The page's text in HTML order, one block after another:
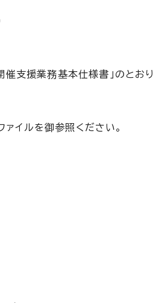
支援業務基本仕様書」のとおり
イルを御参照ください。